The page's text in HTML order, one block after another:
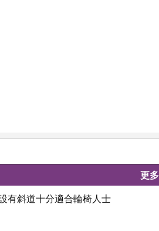
更多
有斜道十分適合輪椅人士